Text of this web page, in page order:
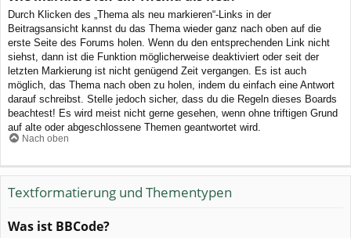
Durch Klicken des „Thema als neu markieren“-Links in der
Beitragsansicht kannst du das Thema wieder ganz nach oben auf die
erste Seite des Forums holen. Wenn du den entsprechenden Link nicht
siehst, dann ist die Funktion möglicherweise deaktiviert oder seit der
letzten Markierung ist nicht genügend Zeit vergangen. Es ist auch
möglich, das Thema nach oben zu holen, indem du einfach eine Antwort
darauf schreibst. Stelle jedoch sicher, dass du die Regeln dieses Boards
beachtest! Es wird meist nicht gerne gesehen, wenn ohne triftigen Grund
auf alte oder abgeschlossene Themen geantwortet wird.
Nach oben
Textformatierung und Thementypen
Was ist BBCode?